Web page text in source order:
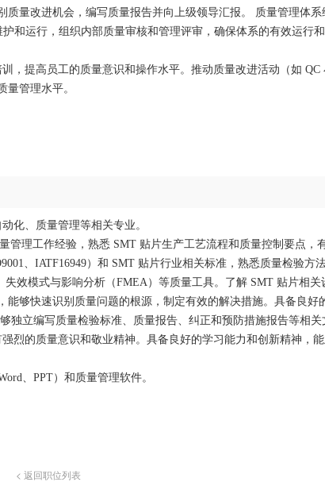
质量改进机会，编写质量报告并向上级领导汇报。 质量管理体
护和运行，组织内部质量审核和管理评审，确保体系的有效运行
，提高员工的质量意识和操作水平。推动质量改进活动（如
量管理水平。
化、质量管理等相关专业。
管理工作经验，熟悉 SMT 贴片生产工艺流程和质量控制要点，
、IATF16949）和 SMT 贴片行业相关标准，熟悉质量检验方
失效模式与影响分析（FMEA）等质量工具。了解 SMT 贴片相
能够快速识别质量问题的根源，制定有效的解决措施。具备良好
独立编写质量检验标准、质量报告、纠正和预防措施报告等相关
烈的质量意识和敬业精神。具备良好的学习能力和创新精神，
、PPT）和质量管理软件。
< 返回职位列表